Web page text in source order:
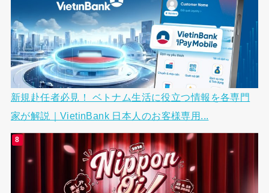
新規赴任者必見！ ベトナム生活に役立つ情報を各専門
家が解説｜VietinBank 日本人のお客様専用...